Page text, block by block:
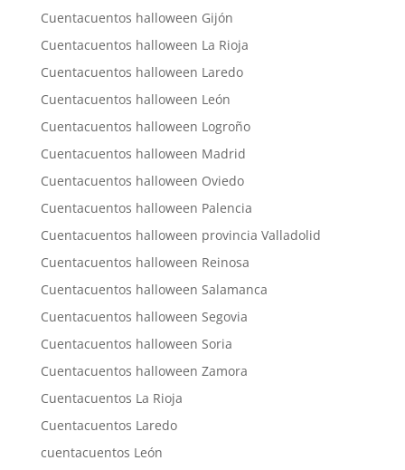
Cuentacuentos halloween Gijón
Cuentacuentos halloween La Rioja
Cuentacuentos halloween Laredo
Cuentacuentos halloween León
Cuentacuentos halloween Logroño
Cuentacuentos halloween Madrid
Cuentacuentos halloween Oviedo
Cuentacuentos halloween Palencia
Cuentacuentos halloween provincia Valladolid
Cuentacuentos halloween Reinosa
Cuentacuentos halloween Salamanca
Cuentacuentos halloween Segovia
Cuentacuentos halloween Soria
Cuentacuentos halloween Zamora
Cuentacuentos La Rioja
Cuentacuentos Laredo
cuentacuentos León